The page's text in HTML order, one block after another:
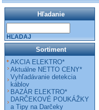
Hľadanie
HĽADAJ
Sortiment
AKCIA ELEKTRO*
Aktuálne NETTO CENY*
Vyhľadávanie detekcia
káblov
BAZÁR ELEKTRO*
DARČEKOVÉ POUKÁŽKY
a Tipy na Darčeky